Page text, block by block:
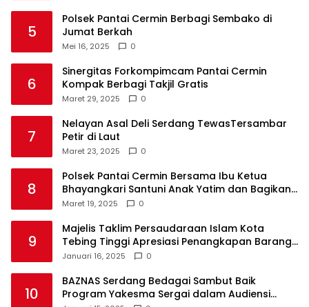
5
Polsek Pantai Cermin Berbagi Sembako di
Jumat Berkah
Mei 16, 2025 0
6
Sinergitas Forkompimcam Pantai Cermin
Kompak Berbagi Takjil Gratis
Maret 29, 2025 0
7
Nelayan Asal Deli Serdang TewasTersambar
Petir di Laut
Maret 23, 2025 0
8
Polsek Pantai Cermin Bersama Ibu Ketua
Bhayangkari Santuni Anak Yatim dan Bagikan
Takjil
Maret 19, 2025 0
9
Majelis Taklim Persaudaraan Islam Kota
Tebing Tinggi Apresiasi Penangkapan Barang
Haram
Januari 16, 2025 0
10
BAZNAS Serdang Bedagai Sambut Baik
Program Yakesma Sergai dalam Audiensi